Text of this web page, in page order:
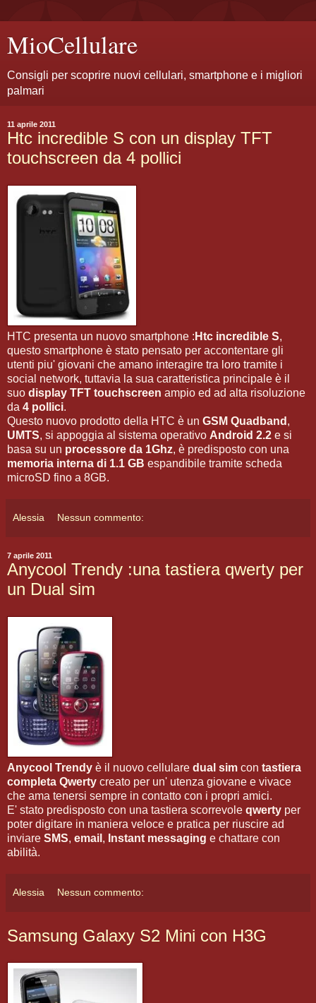
MioCellulare
Consigli per scoprire nuovi cellulari, smartphone e i migliori
palmari
11 aprile 2011
Htc incredible S con un display TFT
touchscreen da 4 pollici
HTC presenta un nuovo smartphone : Htc incredible S,
questo smartphone è stato pensato per accontentare gli
utenti piu' giovani che amano interagire tra loro tramite i
social network, tuttavia la sua caratteristica principale è il
suo display TFT touchscreen ampio ed ad alta risoluzione
da 4 pollici.
Questo nuovo prodotto della HTC è un GSM Quadband ,
UMTS, si appoggia al sistema operativo Android 2.2 e si
basa su un processore da 1Ghz, è predisposto con una
memoria interna di 1.1 GB espandibile tramite scheda
microSD fino a 8GB.
Alessia Nessun commento:
7 aprile 2011
Anycool Trendy :una tastiera qwerty per
un Dual sim
Anycool Trendy è il nuovo cellulare dual sim con tastiera
completa Qwerty creato per un' utenza giovane e vivace
che ama tenersi sempre in contatto con i propri amici.
E' stato predisposto con una tastiera scorrevole qwerty per
poter digitare in maniera veloce e pratica per riuscire ad
inviare SMS, email , Instant messaging e chattare con
abilità.
Alessia Nessun commento:
Samsung Galaxy S2 Mini con H3G